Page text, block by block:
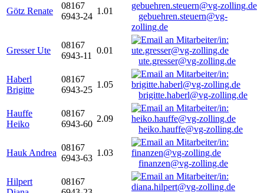
Götz Renate
08167
6943-24
1.01
gebuehren.steuern@vg-
zolling.de
Gresser Ute
08167
6943-11
0.01
ute.gresser@vg-zolling.de
Haberl
Brigitte
08167
6943-25
1.05
brigitte.haberl@vg-zolling.de
Hauffe
Heiko
08167
6943-60
2.09
heiko.hauffe@vg-zolling.de
Hauk Andrea
08167
6943-63
1.03
finanzen@vg-zolling.de
Hilpert
08167